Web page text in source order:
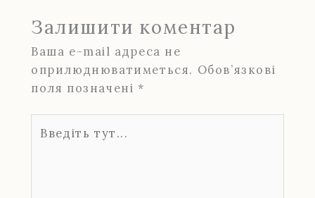
Залишити коментар
Ваша e-mail адреса не
оприлюднюватиметься. Обов’язкові
поля позначені *
тут...